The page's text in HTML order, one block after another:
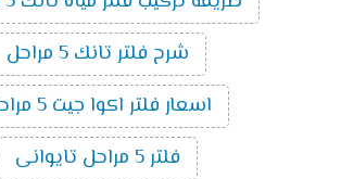
شرح فلتر تانك 5 مراحل
اسعار فلتر اكوا جيت 5 مراحل
فلتر 5 مراحل تايوانى